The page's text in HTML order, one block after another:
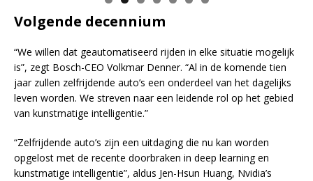
Volgende decennium
“We willen dat geautomatiseerd rijden in elke situatie mogelijk
is”, zegt Bosch-CEO Volkmar Denner. “Al in de komende tien
jaar zullen zelfrijdende auto’s een onderdeel van het dagelijks
leven worden. We streven naar een leidende rol op het gebied
van kunstmatige intelligentie.”
“Zelfrijdende auto’s zijn een uitdaging die nu kan worden
opgelost met de recente doorbraken in deep learning en
kunstmatige intelligentie”, aldus Jen-Hsun Huang, Nvidia’s